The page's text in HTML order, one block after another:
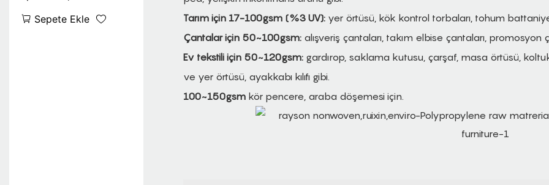
Tarım için 17-100gsm (%3 UV): yer örtüsü, kök kontrol torbaları, tohum
Çantalar için 50~100gsm: alışveriş çantaları, takım elbise çantaları,
Ev tekstili için 50~120gsm: gardırop, saklama kutusu, çarşaf, masa örtüsü,
ve yer örtüsü, ayakkabı kılıfı gibi.
100~150gsm kör pencere, araba döşemesi için.
dokuma olmayan
Sepete Ekle